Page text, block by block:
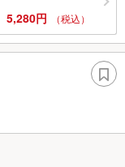
5,280円 （税込）